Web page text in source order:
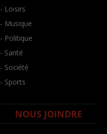
- Loisirs
- Musique
- Politique
- Santé
- Société
- Sports
NOUS JOINDRE